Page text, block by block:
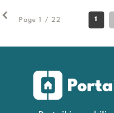
Page 1 / 22 1